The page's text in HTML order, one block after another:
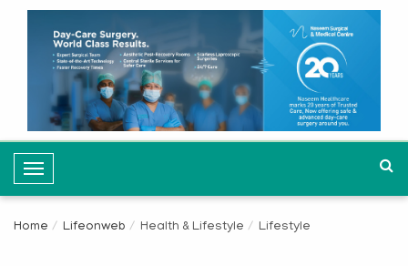
T
o
Home Lifeonweb Health & Lifestyle Lifestyle